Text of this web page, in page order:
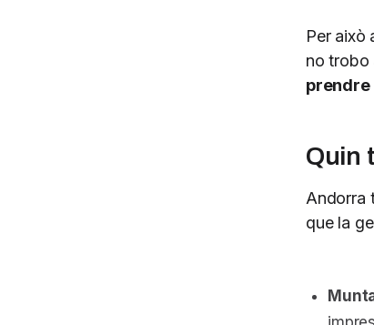
Per això
no trobo
prendre
Quin
Andorra
que la